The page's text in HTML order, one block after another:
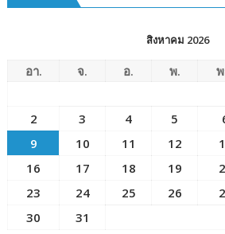
สิงหาคม 2026
อา. จ. อ. พ.
2
3 4 5
9
10 11 12
16
17 18 19
23
24 25 26
30
31